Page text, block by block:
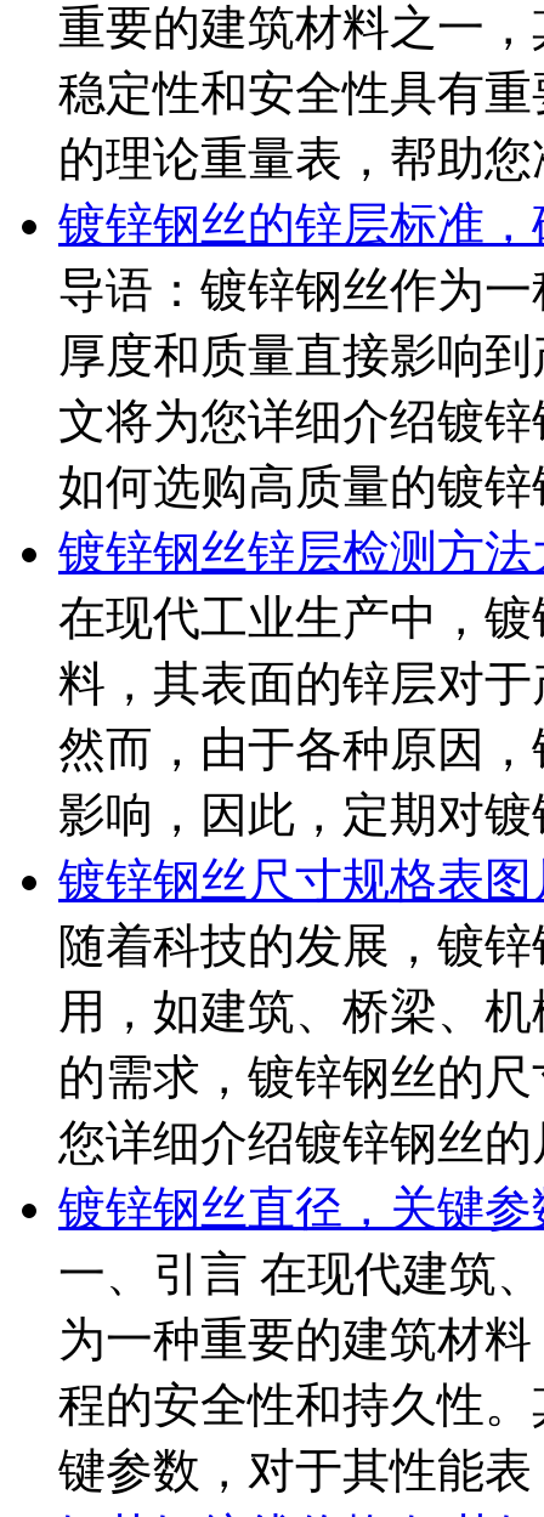
重要的建筑材料之一
稳定性和安全性具有
的理论重量表，帮助您
镀锌钢丝的锌层标准
导语：镀锌钢丝作为
厚度和质量直接影响
文将为您详细介绍镀
如何选购高质量的镀锌
镀锌钢丝锌层检测方
在现代工业生产中，
料，其表面的锌层对
然而，由于各种原因
影响，因此，定期对镀
镀锌钢丝尺寸规格表
随着科技的发展，镀
用，如建筑、桥梁、
的需求，镀锌钢丝的
您详细介绍镀锌钢丝的
镀锌钢丝直径，关键
一、引言 在现代建筑
为一种重要的建筑材
程的安全性和持久性
键参数，对于其性能表